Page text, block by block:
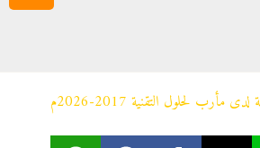
لحلول التقنية 2017-2026م